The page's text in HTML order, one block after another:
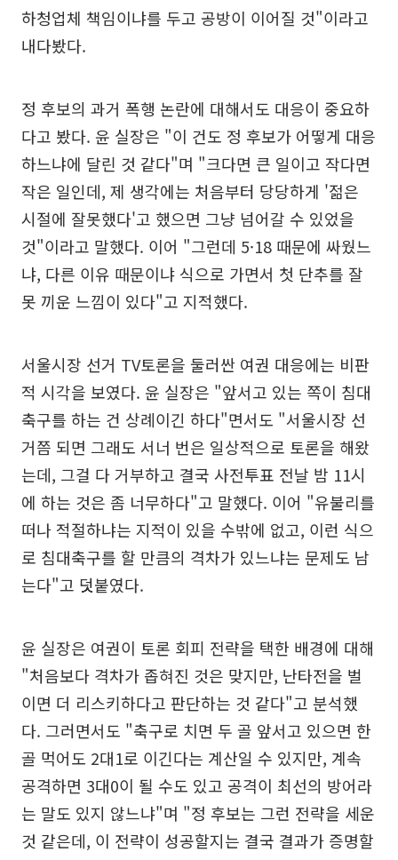
하청업체 책임이냐를 두고 공방이 이어질 것"이라고
내다봤다.
정 후보의 과거 폭행 논란에 대해서도 대응이 중요하
다고 봤다. 윤 실장은 "이 건도 정 후보가 어떻게 대응
하느냐에 달린 것 같다"며 "크다면 큰 일이고 작다면
작은 일인데, 제 생각에는 처음부터 당당하게 '젊은
시절에 잘못했다'고 했으면 그냥 넘어갈 수 있었을
것"이라고 말했다. 이어 "그런데 5·18 때문에 싸웠느
냐, 다른 이유 때문이냐 식으로 가면서 첫 단추를 잘
못 끼운 느낌이 있다"고 지적했다.
서울시장 선거 TV토론을 둘러싼 여권 대응에는 비판
적 시각을 보였다. 윤 실장은 "앞서고 있는 쪽이 침대
축구를 하는 건 상례이긴 하다"면서도 "서울시장 선
거쯤 되면 그래도 서너 번은 일상적으로 토론을 해왔
는데, 그걸 다 거부하고 결국 사전투표 전날 밤 11시
에 하는 것은 좀 너무하다"고 말했다. 이어 "유불리를
떠나 적절하냐는 지적이 있을 수밖에 없고, 이런 식으
로 침대축구를 할 만큼의 격차가 있느냐는 문제도 남
는다"고 덧붙였다.
윤 실장은 여권이 토론 회피 전략을 택한 배경에 대해
"처음보다 격차가 좁혀진 것은 맞지만, 난타전을 벌
이면 더 리스키하다고 판단하는 것 같다"고 분석했
다. 그러면서도 "축구로 치면 두 골 앞서고 있으면 한
골 먹어도 2대1로 이긴다는 계산일 수 있지만, 계속
공격하면 3대0이 될 수도 있고 공격이 최선의 방어라
는 말도 있지 않느냐"며 "정 후보는 그런 전략을 세운
것 같은데, 이 전략이 성공할지는 결국 결과가 증명할